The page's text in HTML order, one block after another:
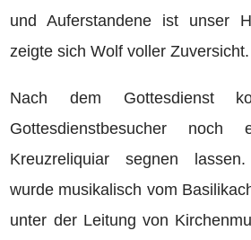
und Auferstandene ist unser
zeigte sich Wolf voller Zuversicht.
Nach dem Gottesdienst
Gottesdienstbesucher
Kreuzreliquiar segnen
wurde musikalisch vom
unter der Leitung von